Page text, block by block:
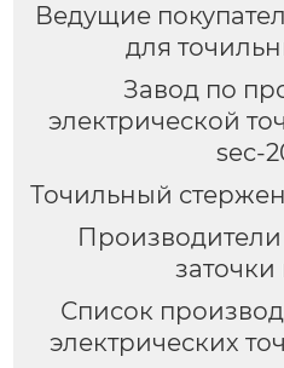
Ведущие
для
Завод по
электрической
sec-
Точильный
Список
электрических